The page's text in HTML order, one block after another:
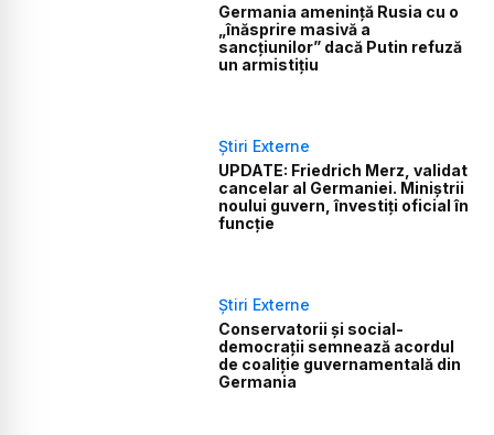
Germania amenință Rusia cu o
„înăsprire masivă a
sancțiunilor” dacă Putin refuză
un armistițiu
Știri Externe
UPDATE: Friedrich Merz, validat
cancelar al Germaniei. Miniștrii
noului guvern, învestiți oficial în
funcție
Știri Externe
Conservatorii și social-
democrații semnează acordul
de coaliție guvernamentală din
Germania